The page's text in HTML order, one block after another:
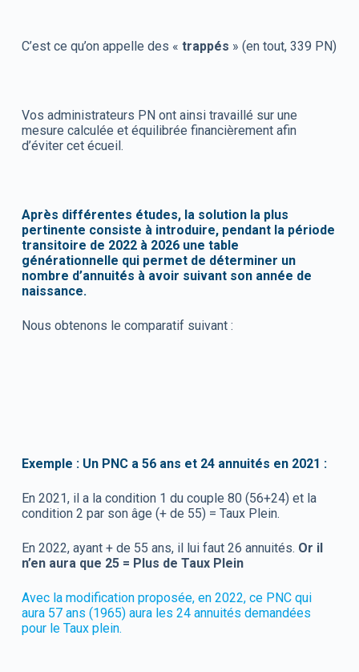
C’est ce qu’on appelle des « trappés » (en tout, 339 PN)
Vos administrateurs PN ont ainsi travaillé sur une
mesure calculée et équilibrée financièrement afin
d’éviter cet écueil.
Après différentes études, la solution la plus
pertinente consiste à introduire, pendant la période
transitoire de 2022 à 2026 une table
générationnelle qui permet de déterminer un
nombre d’annuités à avoir suivant son année de
naissance.
Nous obtenons le comparatif suivant :
Exemple : Un PNC a 56 ans et 24 annuités en 2021 :
En 2021, il a la condition 1 du couple 80 (56+24) et la
condition 2 par son âge (+ de 55) = Taux Plein.
En 2022, ayant + de 55 ans, il lui faut 26 annuités. Or il
n’en aura que 25 = Plus de Taux Plein
Avec la modification proposée, en 2022, ce PNC qui
aura 57 ans (1965) aura les 24 annuités demandées
pour le Taux plein.